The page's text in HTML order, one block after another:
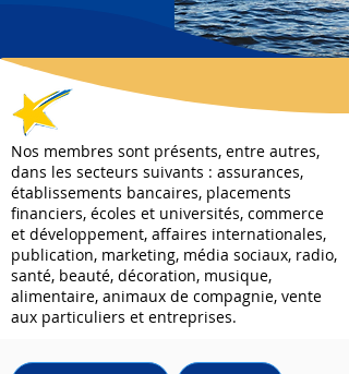
Nos membres sont présents, entre autres,
dans les secteurs suivants : assurances,
établissements bancaires, placements
financiers, écoles et universités, commerce
et développement, affaires internationales,
publication, marketing, média sociaux, radio,
santé, beauté, décoration, musique,
alimentaire, animaux de compagnie, vente
aux particuliers et entreprises.